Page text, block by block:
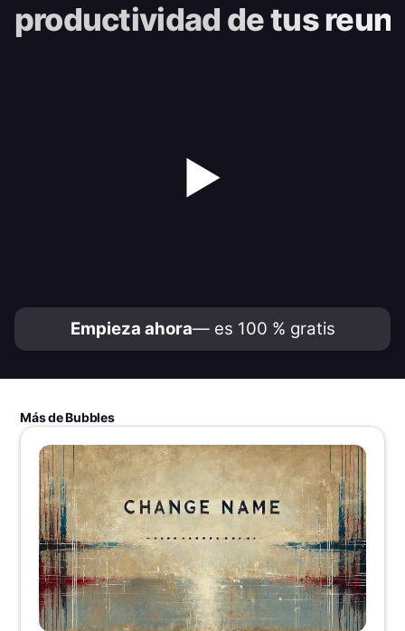
productividad de tus
▶
Empieza ahora— es 100 % gratis
Más de Bubbles